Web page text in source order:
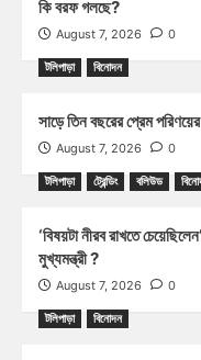
কি বরফ গলছে?
August 7, 2026 0
টলিপাড়া বিনোদন
সাড়ে তিন বছরের প্রেম
August 7, 2026 0
টলিপাড়া ট্রেন্ডিং বলিউড
‘বিষয়টা নীরব রাখতে
মুখ্যমন্ত্রী ?
August 7, 2026 0
টলিপাড়া বিনোদন